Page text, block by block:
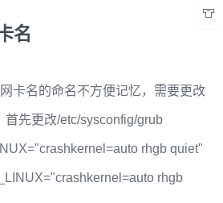
名
卡名的命名不方便记忆，需要更改
首先更改/etc/sysconfig/grub
rhgb quiet"
rhgb